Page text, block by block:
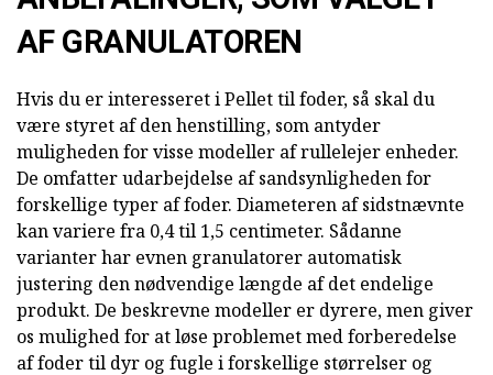
AF GRANULATOREN
Hvis du er interesseret i Pellet til foder, så skal du
være styret af den henstilling, som antyder
muligheden for visse modeller af rullelejer enheder.
De omfatter udarbejdelse af sandsynligheden for
forskellige typer af foder. Diameteren af sidstnævnte
kan variere fra 0,4 til 1,5 centimeter. Sådanne
varianter har evnen granulatorer automatisk
justering den nødvendige længde af det endelige
produkt. De beskrevne modeller er dyrere, men giver
os mulighed for at løse problemet med forberedelse
af foder til dyr og fugle i forskellige størrelser og